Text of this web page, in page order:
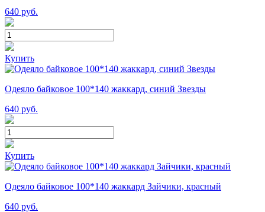
640 руб.
Купить
Одеяло байковое 100*140 жаккард, синий Звезды
640 руб.
Купить
Одеяло байковое 100*140 жаккард Зайчики, красный
640 руб.